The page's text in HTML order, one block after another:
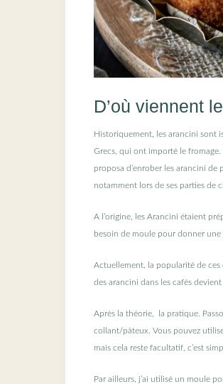
D’où viennent
Historiquement, les arancini sont
Grecs, qui ont importé le fromage.
proposa d’enrober les arancini
notamment lors de ses parties de
A l’origine, les Arancini étaient
besoin de moule pour donner
Actuellement, la popularité de
des arancini dans les cafés devient
Après la théorie, la pratique.
collant/pâteux. Vous pouvez
mais cela reste facultatif, c’est
Par ailleurs, j’ai utilisé un moule